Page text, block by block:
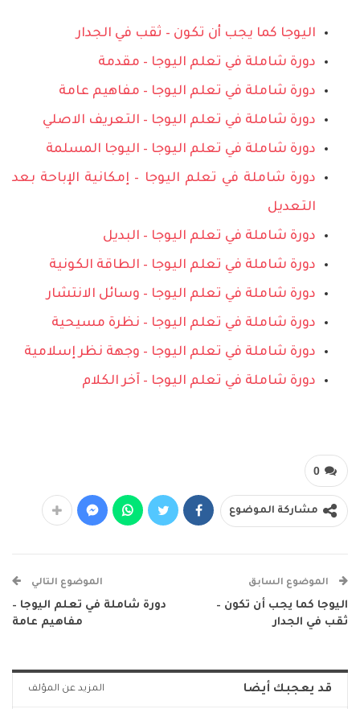
اليوجا كما يجب أن تكون – ثقب في الجدار
دورة شاملة في تعلم اليوجا – مقدمة
دورة شاملة في تعلم اليوجا – مفاهيم عامة
دورة شاملة في تعلم اليوجا – التعريف الاصلي
دورة شاملة في تعلم اليوجا – اليوجا المسلمة
دورة شاملة في تعلم اليوجا – إمكانية الإباحة بعد
التعديل
دورة شاملة في تعلم اليوجا – البديل
دورة شاملة في تعلم اليوجا – الطاقة الكونية
دورة شاملة في تعلم اليوجا – وسائل الانتشار
دورة شاملة في تعلم اليوجا – نظرة مسيحية
دورة شاملة في تعلم اليوجا – وجهة نظر إسلامية
دورة شاملة في تعلم اليوجا – آخر الكلام
0
مشاركة الموضوع
الموضوع السابق
اليوجا كما يجب أن تكون –
ثقب في الجدار
الموضوع التالي
دورة شاملة في تعلم اليوجا –
مفاهيم عامة
قد يعجبك أيضا المزيد عن المؤلف